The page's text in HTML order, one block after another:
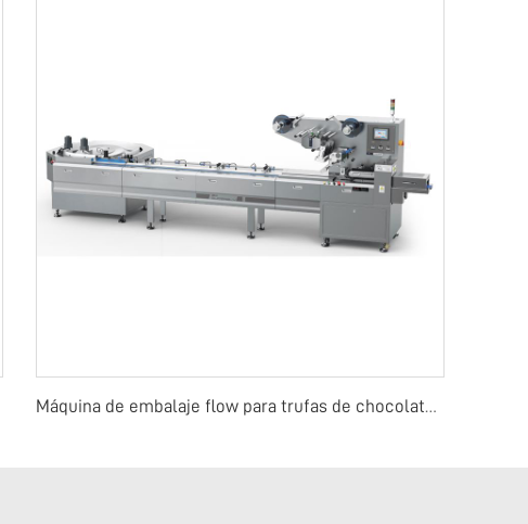
Máquina de embalaje flow para trufas de chocolate o barras de dulces